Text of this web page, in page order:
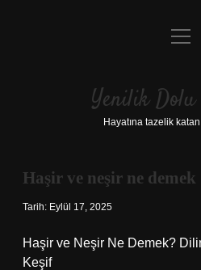
Anasayfa
Yasal
Yenilik
Hayatına tazelik
Haşir ve neşir ne demek
Tarih: Eylül 17, 2025
Haşir ve Neşir Ne Demek?
Keşif